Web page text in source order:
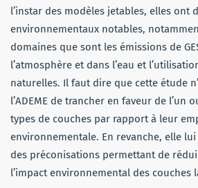
l’instar des modèles jetables, elles ont
environnementaux notables,
domaines que sont les émissions de
l’atmosphère et dans l’eau et
naturelles. Il faut dire que cette étude
l’ADEME de trancher en faveur de l’un
types de couches par rapport à leur
environnementale. En revanche, elle
des préconisations permettant de
l’impact environnemental des couches